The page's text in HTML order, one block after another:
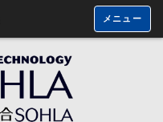
メニュー